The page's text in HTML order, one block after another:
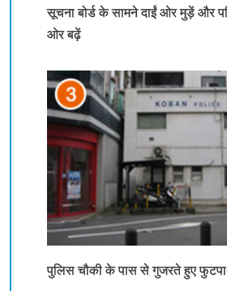
सूचना बोर्ड के सामने दाईं ओर मुड़ें और
ओर बढ़ें
पुलिस चौकी के पास से गुजरते हुए